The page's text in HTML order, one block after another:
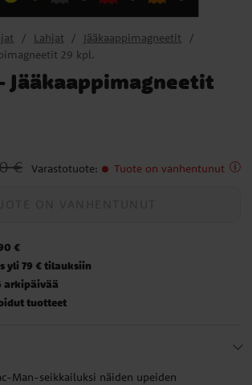
Lahjat
Jääkaappimagneetit
29 kpl.
Jääkaappimagneetit
€ Varastotuote: Tuote on vanhentunut
€
yli 79 € tilauksiin
arkipäivää
tuotteet
Man-seikkailuksi näiden upeiden